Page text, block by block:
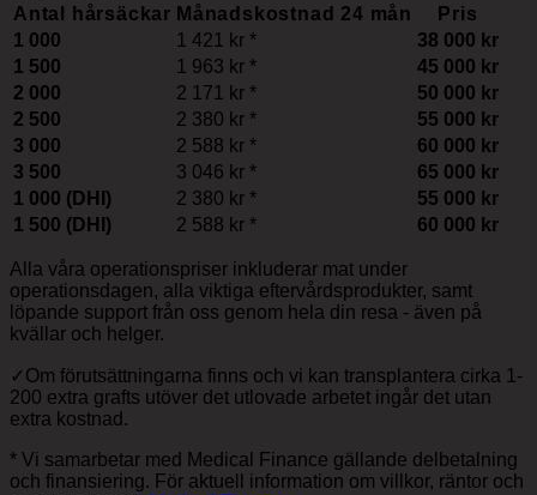
Antal hårsäckar Månadskostnad 24 mån
Pris
1 000
1 421 kr *
38 000 kr
1 500
1 963 kr *
45 000 kr
2 000
2 171 kr *
50 000 kr
2 500
2 380 kr *
55 000 kr
3 000
2 588 kr *
60 000 kr
3 500
3 046 kr *
65 000 kr
1 000 (DHI)
2 380 kr *
55 000 kr
1 500 (DHI)
2 588 kr * 60 000 kr
Alla våra operationspriser inkluderar mat under
operationsdagen, alla viktiga eftervårdsprodukter, samt
löpande support från oss genom hela din resa - även på
kvällar och helger.
✓ Om förutsättningarna finns och vi kan transplantera cirka 1-
200 extra grafts utöver det utlovade arbetet ingår det utan
extra kostnad.
* Vi samarbetar med Medical Finance gällande delbetalning
och finansiering. För aktuell information om villkor, räntor och